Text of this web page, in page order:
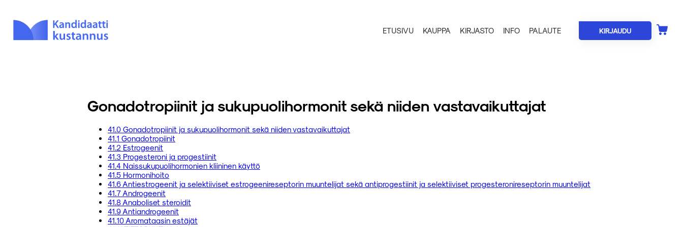
ETUSIVU KAUPPA KIRJASTO INFO PALAUTE KIRJAUDU
Gonadotropiinit ja sukupuolihormonit sekä niiden vastavaikuttajat
41.0 Gonadotropiinit ja sukupuolihormonit sekä niiden vastavaikuttajat
41.1 Gonadotropiinit
41.2 Estrogeenit
41.3 Progesteroni ja progestiinit
41.4 Naissukupuolihormonien kliininen käyttö
41.5 Hormonihoito
41.6 Antiestrogeenit ja selektiiviset estrogeenireseptorin muuntelijat sekä antiprogestiinit ja selektiiviset progesteronireseptorin muuntelijat
41.7 Androgeenit
41.8 Anaboliset steroidit
41.9 Antiandrogeenit
41.10 Aromataasin estäjät